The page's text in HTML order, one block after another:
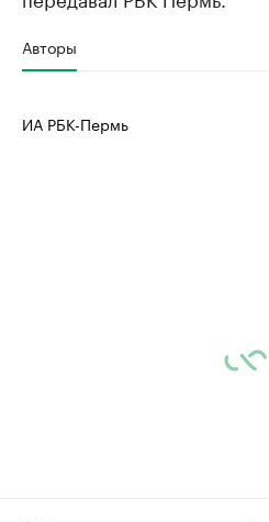
Авторы
ИА РБК-Пермь